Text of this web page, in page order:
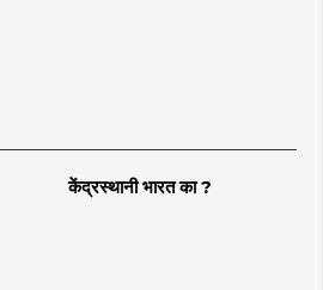
केंद्रस्थानी भारत का ?